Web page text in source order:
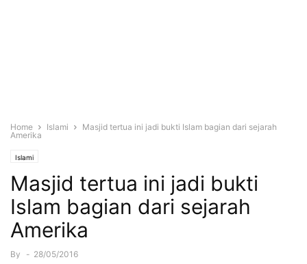
Home Islami
Masjid tertua ini jadi bukti Islam bagian dari sejarah
Amerika
Islami
Masjid tertua ini jadi bukti
Islam bagian dari sejarah
Amerika
By - 28/05/2016